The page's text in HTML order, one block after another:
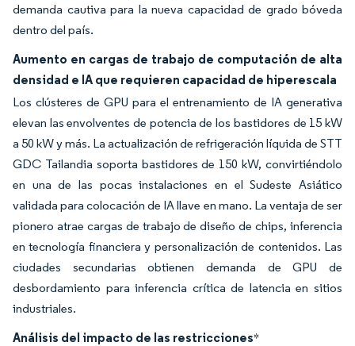
demanda cautiva para la nueva capacidad de grado bóveda
dentro del país.
Aumento en cargas de trabajo de computación de alta
densidad e IA que requieren capacidad de hiperescala
Los clústeres de GPU para el entrenamiento de IA generativa
elevan las envolventes de potencia de los bastidores de 15 kW
a 50 kW y más. La actualización de refrigeración líquida de STT
GDC Tailandia soporta bastidores de 150 kW, convirtiéndolo
en una de las pocas instalaciones en el Sudeste Asiático
validada para colocación de IA llave en mano. La ventaja de ser
pionero atrae cargas de trabajo de diseño de chips, inferencia
en tecnología financiera y personalización de contenidos. Las
ciudades secundarias obtienen demanda de GPU de
desbordamiento para inferencia crítica de latencia en sitios
industriales.
Análisis del impacto de las restricciones*